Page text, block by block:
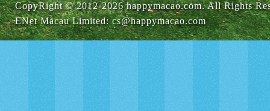
CopyRight © 2012-2026 happymacao.com. All Rights
ENet Macau Limited:cs@happymacao.com